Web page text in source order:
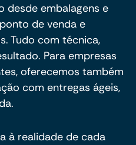
desde embalagens e
de venda e
Tudo com técnica,
Para empresas
oferecemos também
com entregas ágeis,
à realidade de cada